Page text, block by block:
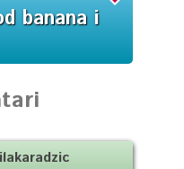
banana i